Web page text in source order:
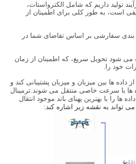
تولید داریم که شامل الکترواستات،
است، به طور کلی برای اطمینان از
بندی سفارشی بر اساس تقاضای شما در
می شود تحویل سریع، که اطمینان از زمان
خود را.
داده ها بین میزبان و میزبان پشتیبانی کند و
ها با سرعت خاصی منتقل می شوند.ترمینال
ها را با بهترین پهنای باند موجود انتقال
تواند به نقشه زیر اشاره کند: